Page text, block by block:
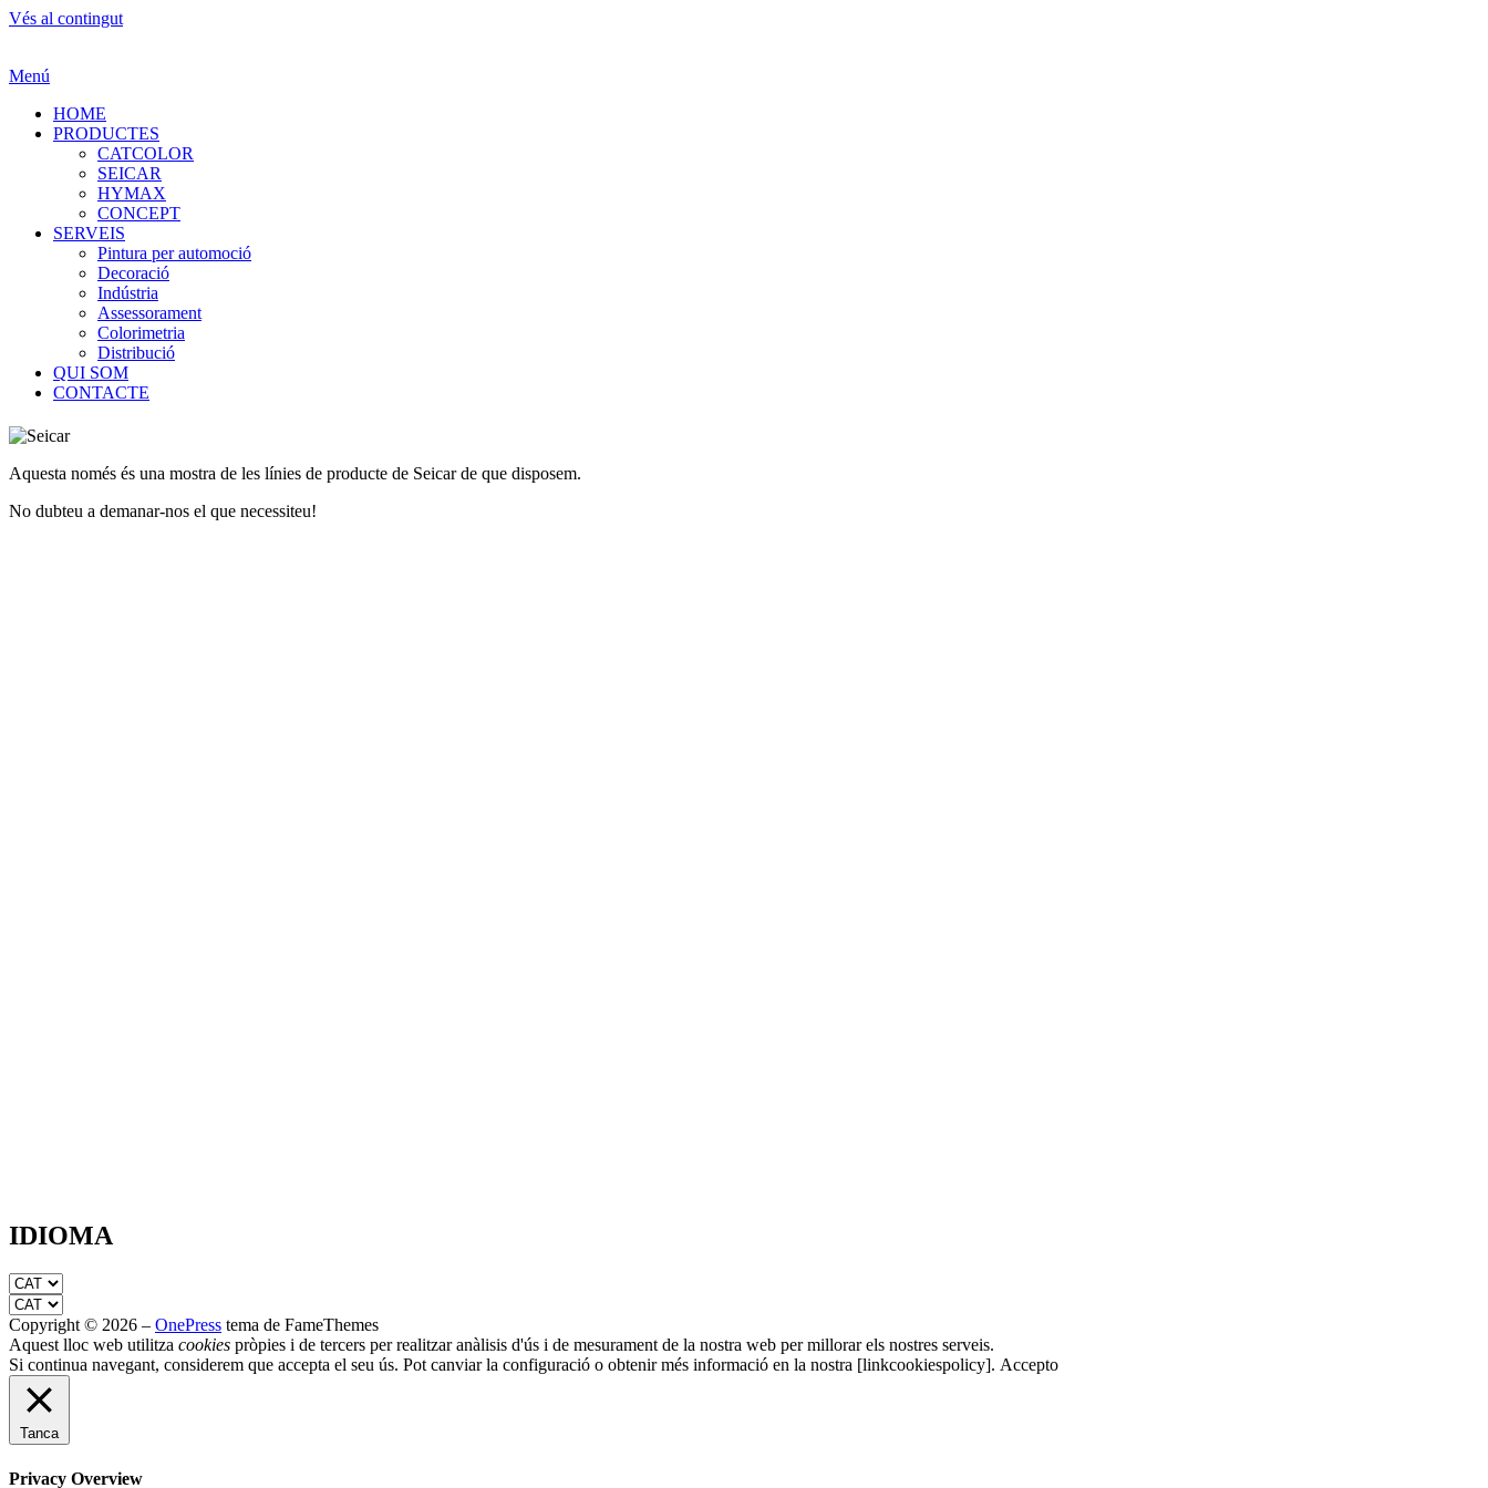
Vés al contingut
Menú
HOME
PRODUCTES
CATCOLOR
SEICAR
HYMAX
CONCEPT
SERVEIS
Pintura per automoció
Decoració
Indústria
Assessorament
Colorimetria
Distribució
QUI SOM
CONTACTE
Aquesta només és una mostra de les línies de producte de Seicar de que disposem.
No dubteu a demanar-nos el que necessiteu!
IDIOMA
Copyright © 2026 – OnePress tema de FameThemes
Aquest lloc web utilitza cookies pròpies i de tercers per realitzar anàlisis d'ús i de mesurament de la nostra web per millorar els nostres serveis.
Si continua navegant, considerem que accepta el seu ús. Pot canviar la configuració o obtenir més informació en la nostra [linkcookiespolicy]. Accepto
Tanca
Privacy Overview